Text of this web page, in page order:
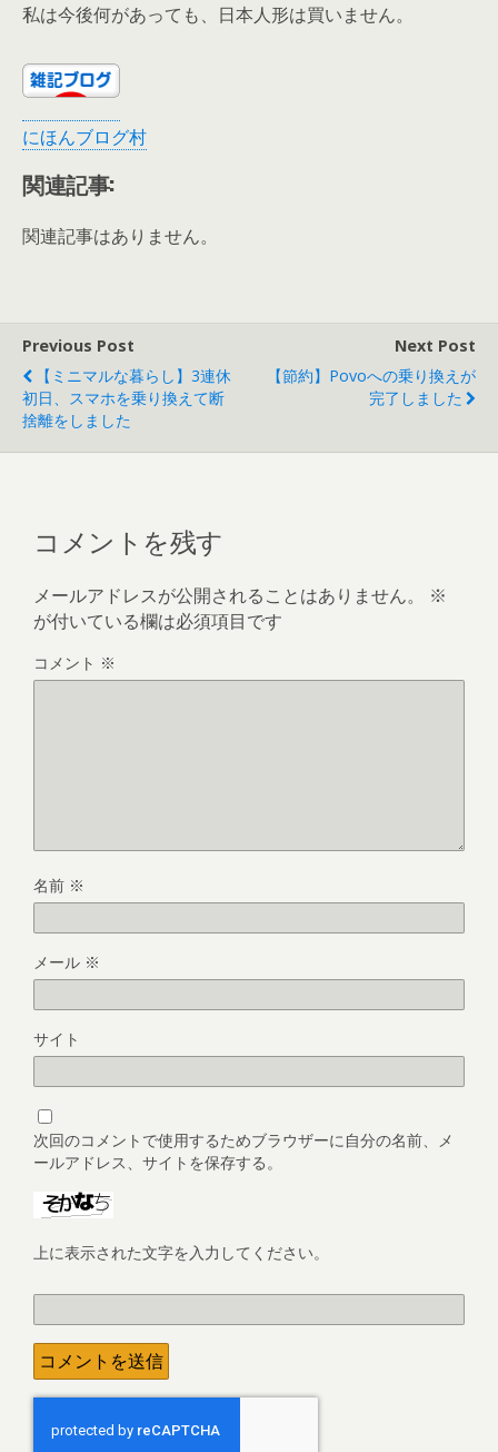
私は今後何があっても、日本人形は買いません。
にほんブログ村
関連記事:
関連記事はありません。
Previous Post
【ミニマルな暮らし】3連休
初日、スマホを乗り換えて断
捨離をしました
Next Post
【節約】povoへの乗り換えが
完了しました
コメントを残す
メールアドレスが公開されることはありません。
※
が付いている欄は必須項目です
コメント ※
名前 ※
メール ※
サイト
次回のコメントで使用するためブラウザーに自分の名前、メ
ールアドレス、サイトを保存する。
上に表示された文字を入力してください。